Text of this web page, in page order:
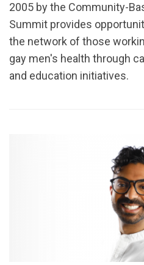
2005 by the Community-
Summit provides
the network of those
gay men's health through
and education initiatives.